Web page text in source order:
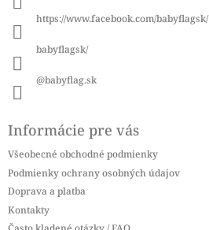
https://www.facebook.com/babyflagsk/
babyflagsk/
@babyflag.sk
Informácie pre vás
Všeobecné obchodné podmienky
Podmienky ochrany osobných údajov
Doprava a platba
Kontakty